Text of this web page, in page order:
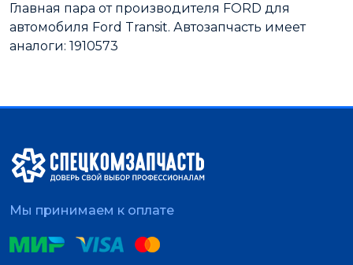
Главная пара от производителя FORD для
автомобиля Ford Transit. Автозапчасть имеет
аналоги: 1910573
Мы принимаем к оплате